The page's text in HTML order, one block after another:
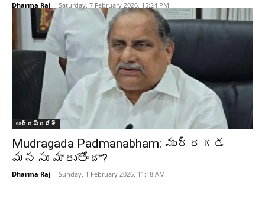
Dharma Raj - Saturday, 7 February 2026, 15:24 PM
ఆంధ్రప్రదేశ్‌
Mudragada Padmanabham: ముద్రగడ
మనసు మారుతోందా?
Dharma Raj - Sunday, 1 February 2026, 11:18 AM